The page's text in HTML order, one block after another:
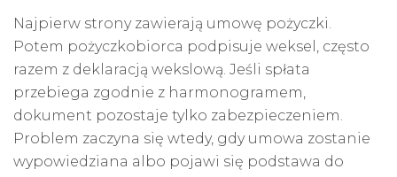
Najpierw strony zawierają umowę pożyczki.
Potem pożyczkobiorca podpisuje weksel, często
razem z deklaracją wekslową. Jeśli spłata
przebiega zgodnie z harmonogramem,
dokument pozostaje tylko zabezpieczeniem.
Problem zaczyna się wtedy, gdy umowa zostanie
wypowiedziana albo pojawi się podstawa do